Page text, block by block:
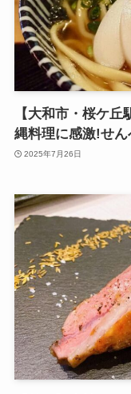
【大和市・桜ケ
縄料理に感激!せ
2025年7月26日